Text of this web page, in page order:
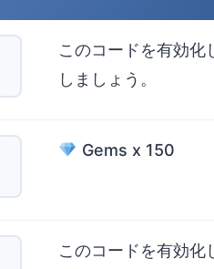
このコードを有効化
しましょう。
Gems x 150
このコードを有効化